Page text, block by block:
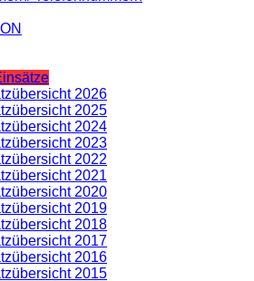
2026
2025
2024
2023
2022
2021
2020
2019
2018
2017
2016
2015